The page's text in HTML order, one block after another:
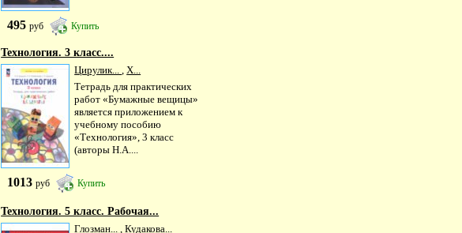
495руб Купить
Технология. 3 класс....
Цирулик...,Х...
Тетрадь для практических
работ «Бумажные вещицы»
является приложением к
учеб­ному пособию
«Технология», 3 класс
(авторы Н.А....
1013руб Купить
Технология. 5 класс. Рабочая...
Глозман...,Кудакова...